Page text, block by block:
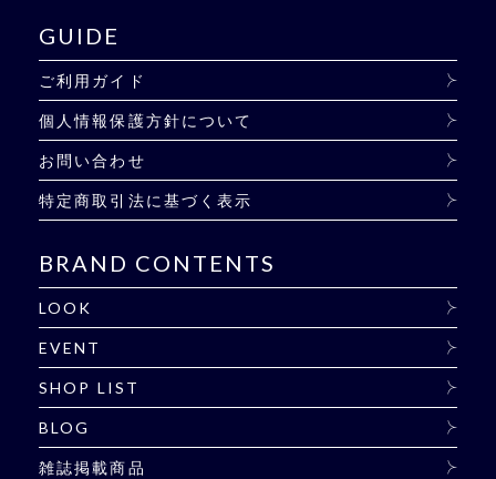
GUIDE
ご利用ガイド
個人情報保護方針について
お問い合わせ
特定商取引法に基づく表示
BRAND CONTENTS
LOOK
EVENT
SHOP LIST
BLOG
雑誌掲載商品